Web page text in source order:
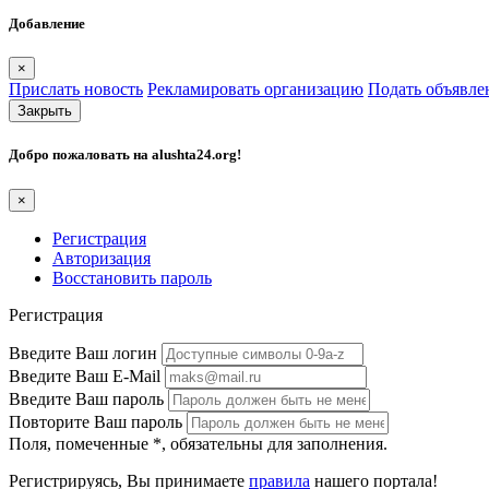
Добавление
×
Прислать новость Рекламировать организацию Подать
Закрыть
Добро пожаловать на alushta24.org!
×
Регистрация
Авторизация
Восстановить пароль
Регистрация
Введите Ваш логин
Введите Ваш E-Mail
Введите Ваш пароль
Повторите Ваш пароль
Поля, помеченные *, обязательны для заполнения.
Регистрируясь, Вы принимаете правила нашего портала!